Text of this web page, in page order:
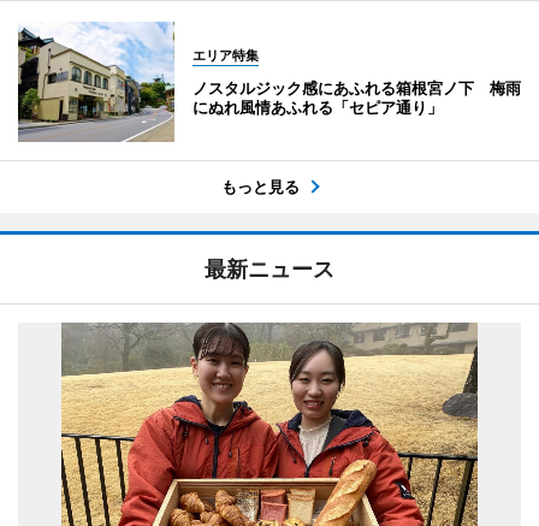
エリア特集
ノスタルジック感にあふれる箱根宮ノ下 梅雨
にぬれ風情あふれる「セピア通り」
もっと見る
最新ニュース